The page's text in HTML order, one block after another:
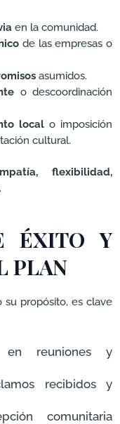
en la comunidad.
de las empresas o
asumidos.
o descoordinación
local o imposición
cultural.
flexibilidad,
.
ÉXITO Y
PLAN
su propósito, es clave
en reuniones y
recibidos y
comunitaria